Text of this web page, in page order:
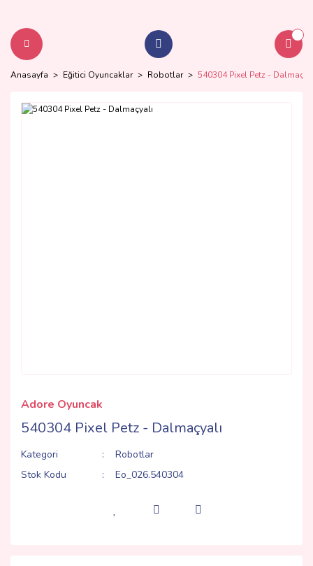
Anasayfa Eğitici Oyuncaklar Robotlar 540304 Pixel Petz -
Adore Oyuncak
540304 Pixel Petz - Dalmaçyalı
Kategori
Robotlar
Stok Kodu
Eo_026.540304